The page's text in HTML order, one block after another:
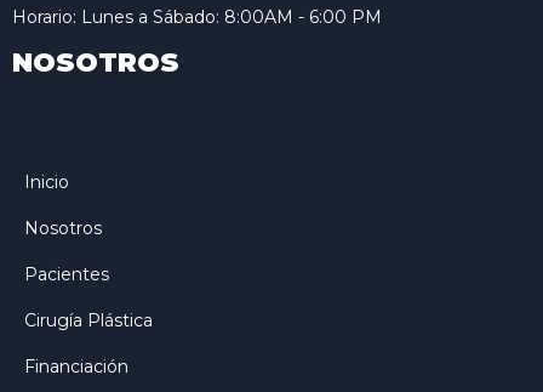
Horario: Lunes a Sábado: 8:00AM - 6:00 PM
NOSOTROS
Inicio
Nosotros
Pacientes
Cirugía Plástica
Financiación